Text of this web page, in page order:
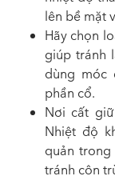
lên bề mặt
Hãy chọn
giúp tránh
dùng móc
phần cổ.
Nơi cất
Nhiệt độ
quản
tránh côn